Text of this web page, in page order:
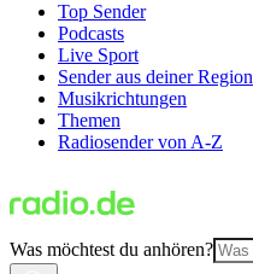
Top Sender
Podcasts
Live Sport
Sender aus deiner Region
Musikrichtungen
Themen
Radiosender von A-Z
Was möchtest du anhören?